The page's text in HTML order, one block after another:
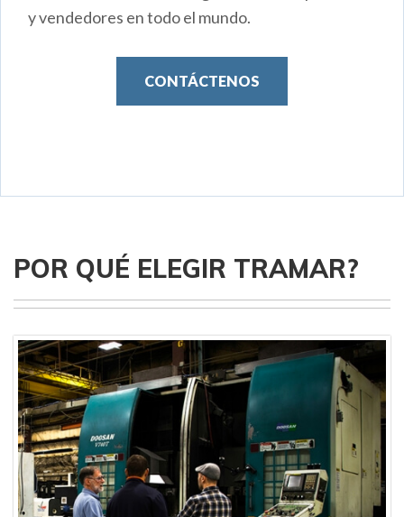
y vendedores en todo el mundo.
CONTÁCTENOS
POR QUÉ ELEGIR TRAMAR?